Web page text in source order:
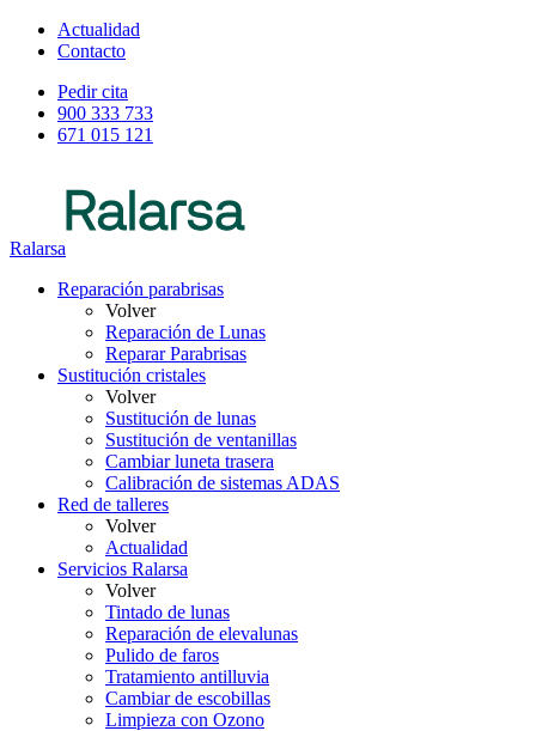
Actualidad
Contacto
Pedir cita
900 333 733
671 015 121
Ralarsa
Reparación parabrisas
Volver
Reparación de Lunas
Reparar Parabrisas
Sustitución cristales
Volver
Sustitución de lunas
Sustitución de ventanillas
Cambiar luneta trasera
Calibración de sistemas ADAS
Red de talleres
Volver
Actualidad
Servicios Ralarsa
Volver
Tintado de lunas
Reparación de elevalunas
Pulido de faros
Tratamiento antilluvia
Cambiar de escobillas
Limpieza con Ozono